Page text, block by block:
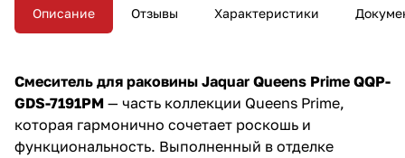
Описание Отзывы Характеристики
Смеситель для раковины Jaquar Queens Prime QQP-
GDS-7191PM — часть коллекции Queens Prime,
которая гармонично сочетает роскошь и
функциональность. Выполненный в отделке